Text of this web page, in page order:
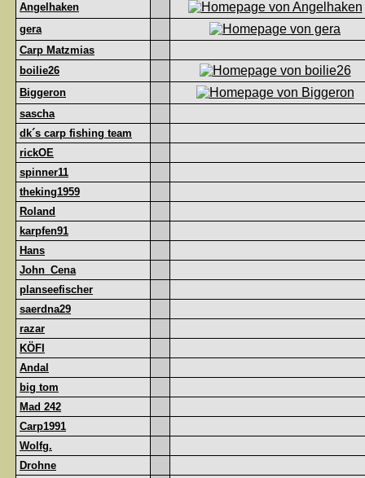
Angelhaken
gera
Carp Matzmias
boilie26
Biggeron
sascha
dk´s carp fishing team
rickOE
spinner11
theking1959
Roland
karpfen91
Hans
John_Cena
planseefischer
saerdna29
razar
KÖFI
Andal
big tom
Mad 242
Carp1991
Wolfg.
Drohne